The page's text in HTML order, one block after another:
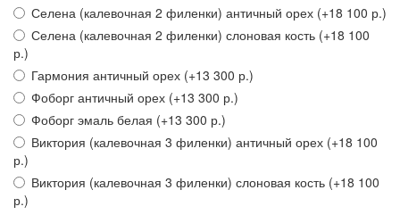
Селена (калевочная 2 филенки) античный орех (+18 100 р.)
Селена (калевочная 2 филенки) слоновая кость (+18 100
р.)
Гармония античный орех (+13 300 р.)
Фоборг античный орех (+13 300 р.)
Фоборг эмаль белая (+13 300 р.)
Виктория (калевочная 3 филенки) античный орех (+18 100
р.)
Виктория (калевочная 3 филенки) слоновая кость (+18 100
р.)